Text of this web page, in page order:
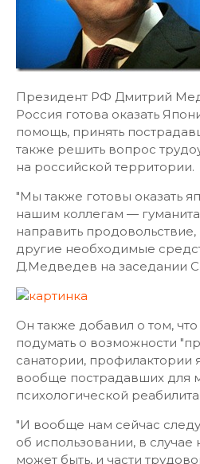
Президент РФ Дмитрий
Россия готова оказать
помощь, принять
также решить вопрос
на российской территории.
"Мы также готовы оказать
нашим коллегам —
направить
другие необходимые
Д.Медведев на заседании
Он также добавил о том,
подумать о возможности
санатории, профилактории
вообще пострадавших для
психологической
"И вообще нам сейчас
об использовании, в
может быть, и части